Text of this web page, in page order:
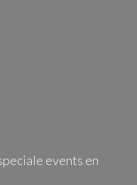
events en